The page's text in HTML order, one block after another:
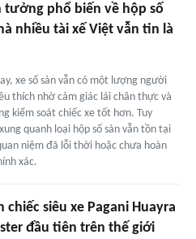
tưởng phổ biến về hộp số
nhiều tài xế Việt vẫn tin là
xe số sàn vẫn có một lượng người
thích nhờ cảm giác lái chân thực và
kiểm soát chiếc xe tốt hơn. Tuy
quanh loại hộp số sàn vẫn tồn tại
niệm đã lỗi thời hoặc chưa hoàn
xác.
chiếc siêu xe Pagani Huayra
đầu tiên trên thế giới